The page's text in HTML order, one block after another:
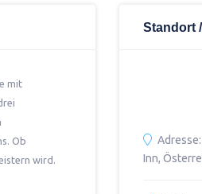
mit
Ob
wird.
Standort
Adresse:
Inn,